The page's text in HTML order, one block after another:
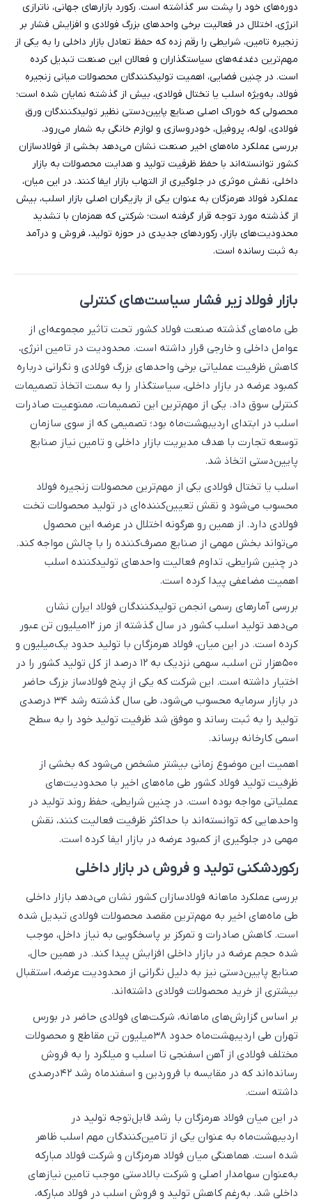
دوره‌های خود را پشت سر گذاشته است. رکورد بازارهای جهانی، ناترازی
انرژی، اختلال در فعالیت برخی واحدهای بزرگ فولادی و افزایش فشار بر
زنجیره تامین، شرایطی را رقم زده که حفظ تعادل بازار داخلی را به یکی از
مهم‌ترین دغدغه‌های سیاستگذاران و فعالان این صنعت تبدیل کرده
است. در چنین فضایی، اهمیت تولیدکنندگان محصولات میانی زنجیره
فولاد، به‌ویژه اسلب یا تختال فولادی، بیش از گذشته نمایان شده است؛
محصولی که خوراک اصلی صنایع پایین‌دستی نظیر تولیدکنندگان ورق
فولادی، لوله، پروفیل، خودروسازی و لوازم خانگی به شمار می‌رود.
بررسی عملکرد ماه‌های اخیر صنعت نشان می‌دهد بخشی از فولادسازان
کشور توانسته‌اند با حفظ ظرفیت تولید و هدایت محصولات به بازار
داخلی، نقش موثری در جلوگیری از التهاب بازار ایفا کنند. در این میان،
عملکرد فولاد هرمزگان به عنوان یکی از بازیگران اصلی بازار اسلب، بیش
از گذشته مورد توجه قرار گرفته است؛ شرکتی که همزمان با تشدید
محدودیت‌های بازار، رکوردهای جدیدی در حوزه تولید، فروش و درآمد
به ثبت رسانده است.
بازار فولاد زیر فشار سیاست‌های کنترلی
طی ماه‌های گذشته صنعت فولاد کشور تحت تاثیر مجموعه‌ای از
عوامل داخلی و خارجی قرار داشته است. محدودیت در تامین انرژی،
کاهش ظرفیت عملیاتی برخی واحدهای بزرگ فولادی و نگرانی درباره
کمبود عرضه در بازار داخلی، سیاستگذار را به سمت اتخاذ تصمیمات
کنترلی سوق داد. یکی از مهم‌ترین این تصمیمات، ممنوعیت صادرات
اسلب در ابتدای اردیبهشت‌ماه بود؛ تصمیمی که از سوی سازمان
توسعه تجارت با هدف مدیریت بازار داخلی و تامین نیاز صنایع
پایین‌دستی اتخاذ شد.
اسلب یا تختال فولادی یکی از مهم‌ترین محصولات زنجیره فولاد
محسوب می‌شود و نقش تعیین‌کننده‌ای در تولید محصولات تخت
فولادی دارد. از همین رو هرگونه اختلال در عرضه این محصول
می‌تواند بخش مهمی از صنایع مصرف‌کننده را با چالش مواجه کند.
در چنین شرایطی، تداوم فعالیت واحدهای تولیدکننده اسلب
اهمیت مضاعفی پیدا کرده است.
بررسی آمارهای رسمی انجمن تولیدکنندگان فولاد ایران نشان
می‌دهد تولید اسلب کشور در سال گذشته از مرز ۱۲‌میلیون تن عبور
کرده است. در این میان، فولاد هرمزگان با تولید حدود یک‌میلیون و
۵۰۰هزار تن اسلب، سهمی نزدیک به ۱۲ درصد از کل تولید کشور را در
اختیار داشته است. این شرکت که یکی از پنج فولادساز بزرگ حاضر
در بازار سرمایه محسوب می‌شود، طی سال گذشته رشد ۳۴ درصدی
تولید را به ثبت رساند و موفق شد ظرفیت تولید خود را به سطح
اسمی کارخانه برساند.
اهمیت این موضوع زمانی بیشتر مشخص می‌شود که بخشی از
ظرفیت تولید فولاد کشور طی ماه‌های اخیر با محدودیت‌های
عملیاتی مواجه بوده است. در چنین شرایطی، حفظ روند تولید در
واحدهایی که توانسته‌اند با حداکثر ظرفیت فعالیت کنند، نقش
مهمی در جلوگیری از کمبود عرضه در بازار ایفا کرده است.
رکوردشکنی تولید و فروش در بازار داخلی
بررسی عملکرد ماهانه فولادسازان کشور نشان می‌دهد بازار داخلی
طی ماه‌های اخیر به مهم‌ترین مقصد محصولات فولادی تبدیل شده
است. کاهش صادرات و تمرکز بر پاسخگویی به نیاز داخل، موجب
شده حجم عرضه در بازار داخلی افزایش پیدا کند. در همین حال،
صنایع پایین‌دستی نیز به دلیل نگرانی از محدودیت عرضه، استقبال
بیشتری از خرید محصولات فولادی داشته‌اند.
بر اساس گزارش‌های ماهانه، شرکت‌های فولادی حاضر در بورس
تهران طی اردیبهشت‌ماه حدود ۳۸میلیون تن مقاطع و محصولات
مختلف فولادی از آهن اسفنجی تا اسلب و میلگرد را به فروش
رسانده‌اند که در مقایسه با فروردین و اسفندماه رشد ۴۲درصدی
داشته است.
در این میان فولاد هرمزگان با رشد قابل‌توجه تولید در
اردیبهشت‌ماه به عنوان یکی از تامین‌کنندگان مهم اسلب ظاهر
شده است. هماهنگی میان فولاد هرمزگان و شرکت فولاد مبارکه
به‌عنوان سهامدار اصلی و شرکت بالادستی موجب تامین نیازهای
داخلی شد. به‌رغم کاهش تولید و فروش اسلب در فولاد مبارکه،